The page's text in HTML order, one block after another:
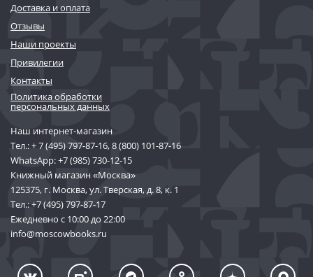
Доставка и оплата
Отзывы
Наши проекты
Привилегии
Контакты
Политика обработки
персональных данных
Наш интернет-магазин
Тел.:+ 7 (495) 797-87-16,8 (800) 101-87-16
WhatsApp:+7 (985) 730-12-15
Книжный магазин «Москва»
125375, г. Москва, ул. Тверская, д. 8, к. 1
Тел.:+7 (495) 797-87-17
Ежедневно с 10:00 до 22:00
info@moscowbooks.ru